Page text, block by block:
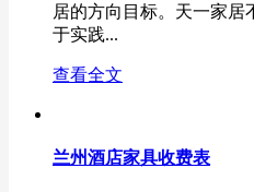
居的方向目标。天一家居
于实践...
查看全文
兰州酒店家具收费表